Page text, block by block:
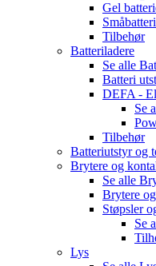
Gel
Tilbehør
Batteriladere
Se alle
Batteri
DEFA -
Se
Tilbehør
Batteriutstyr og
Brytere og
Se alle
Brytere
Støpsler
Se
Lys